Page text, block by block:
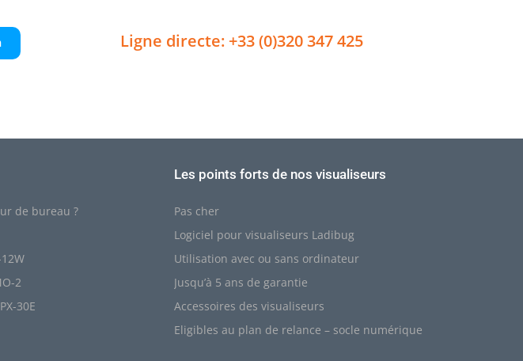
Ligne directe: +33 (0)320 347 425
de bureau ?
2
30E
Les points forts de nos visualiseurs
Pas cher
Logiciel pour visualiseurs Ladibug
Utilisation avec ou sans ordinateur
Jusqu’à 5 ans de garantie
Accessoires des visualiseurs
Eligibles au plan de relance – socle numérique